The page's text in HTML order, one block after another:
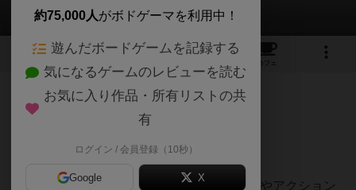
1 1
カフェ
255名 3名 0 約1年前
タブーコードのリメイク。
制限時間内に自分だけは見えないNGワードやアクション
約75,000人がボドゲーマを利用中！
遊んだボードゲームを記録する
気になるゲームのレビューを読む
お気に入り作品・所有リストの共
有
ログイン / 会員登録（10秒）
Google X